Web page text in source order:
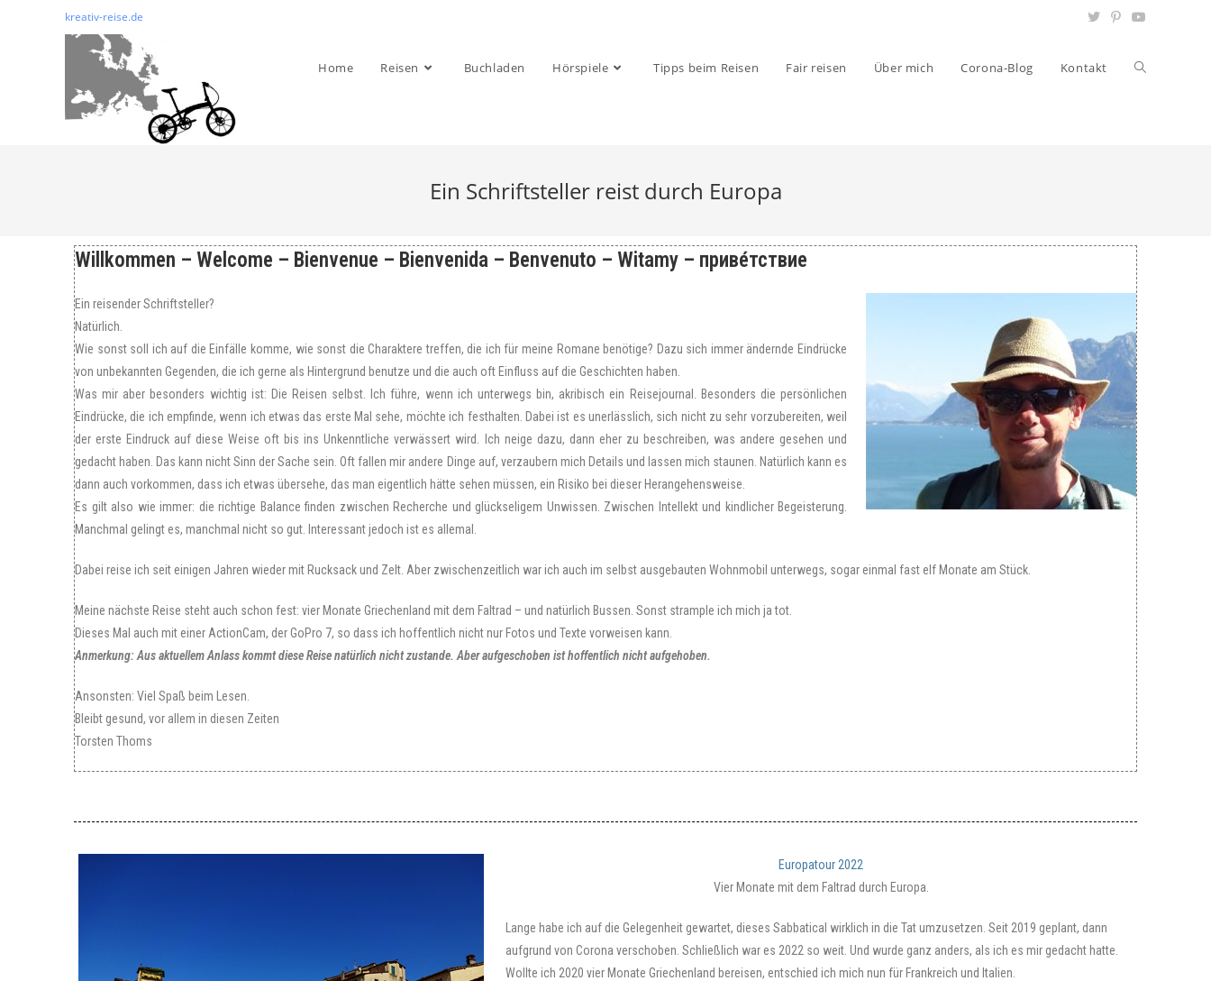
kreativ-reise.de
Home Reisen Buchladen Hörspiele Tipps beim Reisen Fair reisen Über mich Corona-Blog Kontakt
Ein Schriftsteller reist durch Europa
Willkommen – Welcome – Bienvenue – Bienvenida – Benvenuto – Witamy – приве́тствие
Ein reisender Schriftsteller?
Natürlich.
Wie sonst soll ich auf die Einfälle komme, wie sonst die Charaktere treffen, die ich für meine Romane benötige? Dazu sich immer ändernde Eindrücke
von unbekannten Gegenden, die ich gerne als Hintergrund benutze und die auch oft Einfluss auf die Geschichten haben.
Was mir aber besonders wichtig ist: Die Reisen selbst. Ich führe, wenn ich unterwegs bin, akribisch ein Reisejournal. Besonders die persönlichen
Eindrücke, die ich empfinde, wenn ich etwas das erste Mal sehe, möchte ich festhalten. Dabei ist es unerlässlich, sich nicht zu sehr vorzubereiten, weil
der erste Eindruck auf diese Weise oft bis ins Unkenntliche verwässert wird. Ich neige dazu, dann eher zu beschreiben, was andere gesehen und
gedacht haben. Das kann nicht Sinn der Sache sein. Oft fallen mir andere Dinge auf, verzaubern mich Details und lassen mich staunen. Natürlich kann es
dann auch vorkommen, dass ich etwas übersehe, das man eigentlich hätte sehen müssen, ein Risiko bei dieser Herangehensweise.
Es gilt also wie immer: die richtige Balance finden zwischen Recherche und glückseligem Unwissen. Zwischen Intellekt und kindlicher Begeisterung.
Manchmal gelingt es, manchmal nicht so gut. Interessant jedoch ist es allemal.
Dabei reise ich seit einigen Jahren wieder mit Rucksack und Zelt. Aber zwischenzeitlich war ich auch im selbst ausgebauten Wohnmobil unterwegs, sogar einmal fast elf Monate am Stück.
Meine nächste Reise steht auch schon fest: vier Monate Griechenland mit dem Faltrad – und natürlich Bussen. Sonst strample ich mich ja tot.
Dieses Mal auch mit einer ActionCam, der GoPro 7, so dass ich hoffentlich nicht nur Fotos und Texte vorweisen kann.
Anmerkung: Aus aktuellem Anlass kommt diese Reise natürlich nicht zustande. Aber aufgeschoben ist hoffentlich nicht aufgehoben.
Ansonsten: Viel Spaß beim Lesen.
Bleibt gesund, vor allem in diesen Zeiten
Torsten Thoms
Europatour 2022
Vier Monate mit dem Faltrad durch Europa.
Lange habe ich auf die Gelegenheit gewartet, dieses Sabbatical wirklich in die Tat umzusetzen. Seit 2019 geplant, dann
aufgrund von Corona verschoben. Schließlich war es 2022 so weit. Und wurde ganz anders, als ich es mir gedacht hatte.
Wollte ich 2020 vier Monate Griechenland bereisen, entschied ich mich nun für Frankreich und Italien.